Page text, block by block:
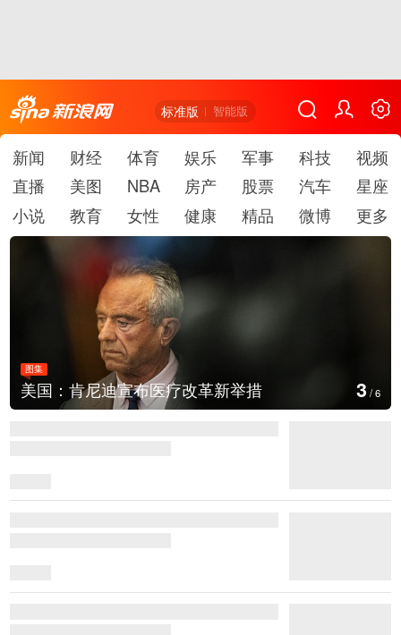
标准版 智能版
新闻 财经 体育 娱乐 军事 科技
视频
直播
美图 NBA 房产 股票 汽车
星座
小说
教育 女性 健康 精品 微博 更多
图集
云南普洱：乡村风光如画 4 /6